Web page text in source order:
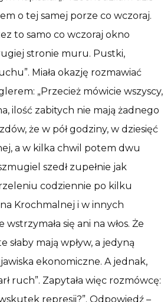
o tej samej porze co wczoraj.
to samo co wczoraj okno
stronie muru. Pustki,
Miała okazję rozmawiać
„Przecież mówicie wszyscy,
ilość zabitych nie mają żadnego
że w pół godziny, w dziesięć
a w kilka chwil potem dwu
szedł zupełnie jak
codziennie po kilku
Krochmalnej i w innych
się ani na włos. Że
mają wpływ, a jedyną
ekonomiczne. A jednak,
ruch”. Zapytała więc rozmówcę:
represji?”. Odpowiedź –